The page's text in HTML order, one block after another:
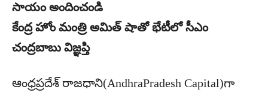
సాయం అందించండి
కేంద్ర హోం మంత్రి అమిత్ షాతో భేటీలో సీఎం
చంద్రబాబు విజ్ఞప్తి
ఆంధ్రప్రదేశ్ రాజధాని(AndhraPradesh Capital)గా